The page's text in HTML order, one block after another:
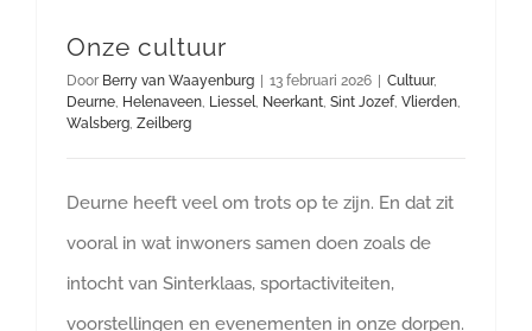
Onze cultuur
Door Berry van Waayenburg | 13 februari 2026 | Cultuur,
Deurne, Helenaveen, Liessel, Neerkant, Sint Jozef, Vlierden,
Walsberg, Zeilberg
Deurne heeft veel om trots op te zijn. En dat zit
vooral in wat inwoners samen doen zoals de
intocht van Sinterklaas, sportactiviteiten,
voorstellingen en evenementen in onze dorpen.